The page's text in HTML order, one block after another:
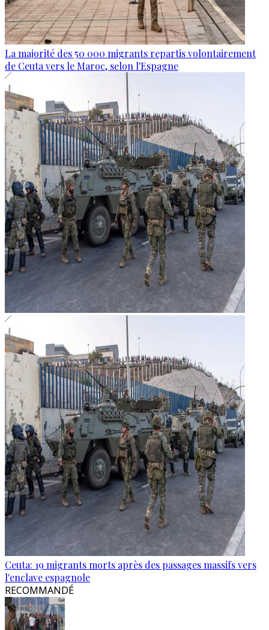
La majorité des 50 000 migrants repartis volontairement
de Ceuta vers le Maroc, selon l'Espagne
Ceuta: 19 migrants morts après des passages massifs vers
l'enclave espagnole
RECOMMANDÉ